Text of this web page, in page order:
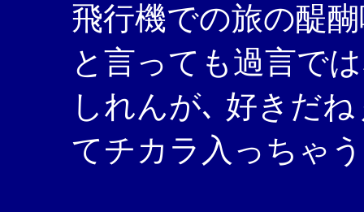
飛行機での旅の醍
と言っても過言で
しれんが､ 好きだ
てチカラ入っちゃ